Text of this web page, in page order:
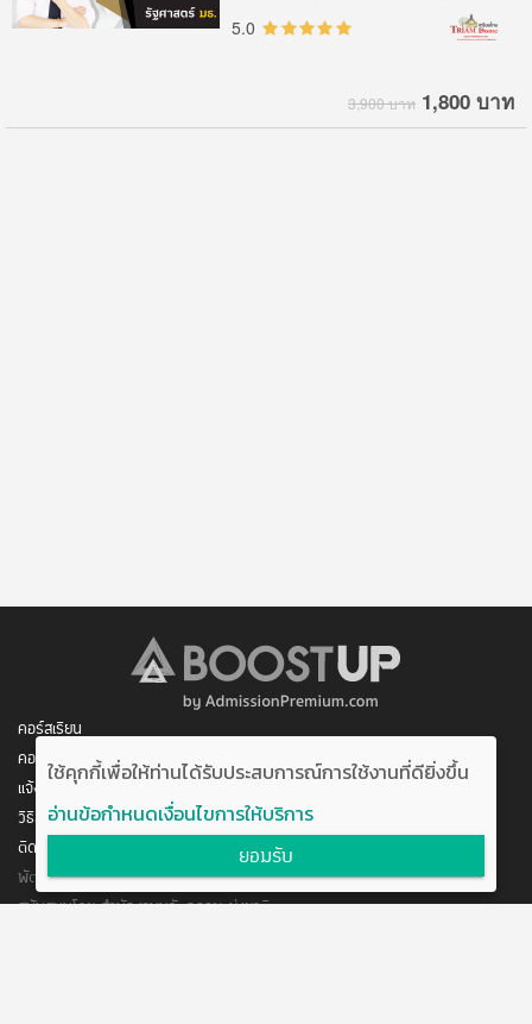
5.0
3,900 บาท 1,800 บาท
คอร์สเรียน
คอร์สของฉัน
แจ้งการชำระเงิน
วิธีสมัคร/ชำระเงิน
ติดต่อเรา
พัฒนาโดย บริษัท อัพบีน จำกัด
สนับสนุนโดย สำนักงานนวัตกรรมแห่งชาติ
ใช้คุกกี้เพื่อให้ท่านได้รับประสบการณ์การใช้งานที่ดียิ่งขึ้น
อ่านข้อกำหนดเงื่อนไขการให้บริการ
ยอมรับ